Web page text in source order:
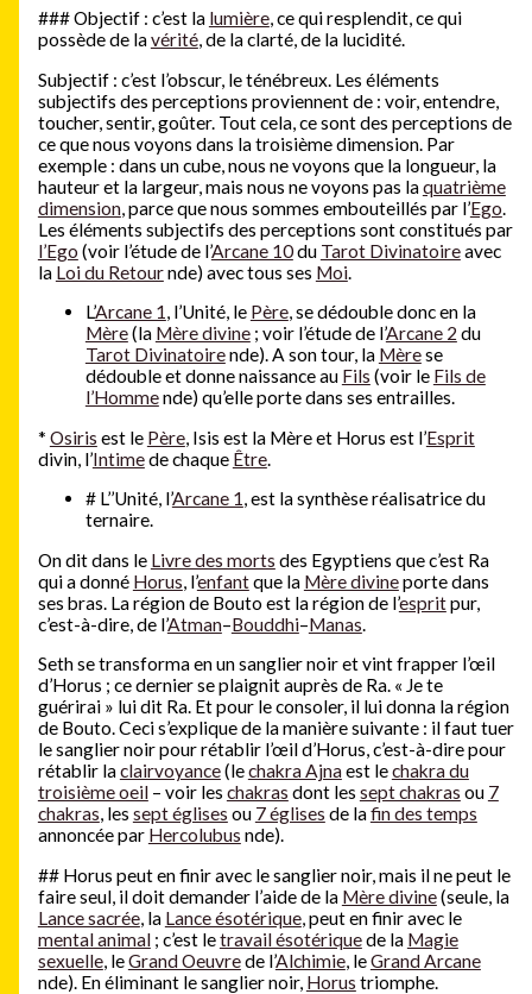
###Objectif : c’est la lumière, ce qui resplendit, ce qui
possède de lavérité, de la clarté, de la lucidité.
Subjectif : c’est l’obscur, le ténébreux. Les éléments
subjectifs des perceptions proviennent de : voir, entendre,
toucher, sentir, goûter. Tout cela, ce sont des perceptions de
ce que nous voyons dans la troisième dimension. Par
exemple : dans un cube, nous ne voyons que la longueur, la
hauteur et la largeur, mais nous ne voyons pas laquatrième
dimension, parce que nous sommes embouteillés par l’Ego
Les éléments subjectifs des perceptions sont constitués par
l’Ego (voir l’étude de l’Arcane 10du Tarot Divinatoireavec
la Loi du Retournde) avec tous ses Moi.
L’Arcane 1, l’Unité, le Père, se dédouble donc en la
Mère(la Mère divine; voir l’étude de l’Arcane 2 du
Tarot Divinatoirende). A son tour, la Mèrese
dédouble et donne naissance au Fils (voir le Fils de
l’Hommende) qu’elle porte dans ses entrailles.
* Osiris est le Père, Isis est la Mère et Horus est l’Esprit
divin, l’Intimede chaque Être.
# L’’Unité, l’Arcane 1, est la synthèse réalisatrice du
ternaire.
On dit dans le Livre des morts des Egyptiens que c’est Ra
qui a donné Horus , l’enfantque la Mère divineporte dans
ses bras. La région de Bouto est la région de l’espritpur,
c’est-à-dire, de l’Atman–Bouddhi–Manas
Seth se transforma en un sanglier noir et vint frapper l’œil
d’Horus ; ce dernier se plaignit auprès de Ra. « Je te
guérirai » lui dit Ra. Et pour le consoler, il lui donna la région
de Bouto. Ceci s’explique de la manière suivante : il faut tuer
le sanglier noir pour rétablir l’œil d’Horus, c’est-à-dire pour
rétablir laclairvoyance(lechakra Ajnaest lechakra du
troisième oeil– voir les chakras dont les sept chakras ou 7
chakras, les sept églises ou 7 églises de lafin des temps
annoncée par Hercolubus nde).
## Horus peut en finir avec le sanglier noir, mais il ne peut le
faire seul, il doit demander l’aide de la Mère divine(seule, la
Lance sacrée, la Lance ésotérique, peut en finir avec le
mental animal; c’est letravail ésotériquede la Magie
sexuelle, leGrand Oeuvrede l’Alchimie, leGrand Arcane
nde). En éliminant le sanglier noir, Horus triomphe.